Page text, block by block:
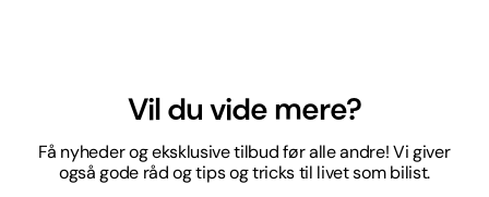
Vil du vide mere?
Få nyheder og eksklusive tilbud før alle andre! Vi giver
også gode råd og tips og tricks til livet som bilist.